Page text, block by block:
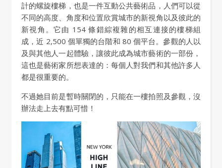
計的螺旋樓梯，也是一件互動公共藝術品，人們可以從
不同的高度、角度和位置欣賞城市的新視角以及彼此的
新視角。它由 154 條錯綜複雜的相互連接的樓梯組
成，近 2,500 個單獨的台階和 80 個平台。參觀的人以
及與其他人一起體驗，讓彼此成為城市藝術的一部份，
這也是藝術家所想表達的：每個人對我們和其他許多人
都是很重要的。
不過她目前是暫時關閉的，只能在一樓拍照及參觀，沒
辦法走上去有點可惜！